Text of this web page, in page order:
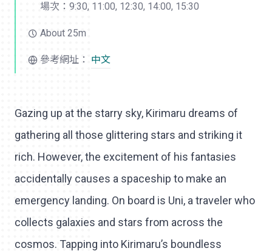
場次：9:30, 11:00, 12:30, 14:00, 15:30
About 25m
參考網址： 中文
Gazing up at the starry sky, Kirimaru dreams of
gathering all those glittering stars and striking it
rich. However, the excitement of his fantasies
accidentally causes a spaceship to make an
emergency landing. On board is Uni, a traveler who
collects galaxies and stars from across the
cosmos. Tapping into Kirimaru’s boundless